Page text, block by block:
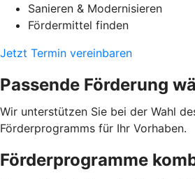
Sanieren & Modernisieren
Fördermittel finden
Jetzt Termin vereinbaren
Passende Förderung
Wir unterstützen Sie bei der Wahl
Förderprogramms für Ihr Vorhaben.
Förderprogramme